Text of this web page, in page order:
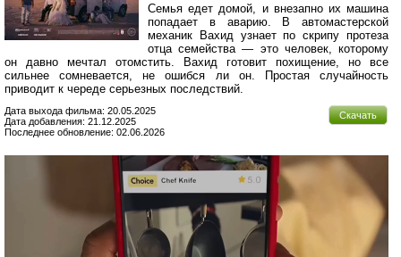
Семья едет домой, и внезапно их машина
попадает в аварию. В автомастерской
механик Вахид узнает по скрипу протеза
отца семейства — это человек, которому
он давно мечтал отомстить. Вахид готовит похищение, но все
сильнее сомневается, не ошибся ли он. Простая случайность
приводит к череде серьезных последствий.
Скачать
Дата выхода фильма: 20.05.2025
Дата добавления: 21.12.2025
Последнее обновление: 02.06.2026